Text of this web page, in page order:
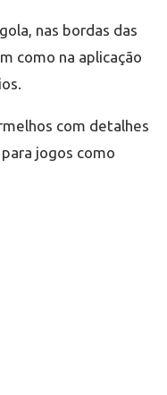
nas bordas das
como na aplicação
com detalhes
jogos como